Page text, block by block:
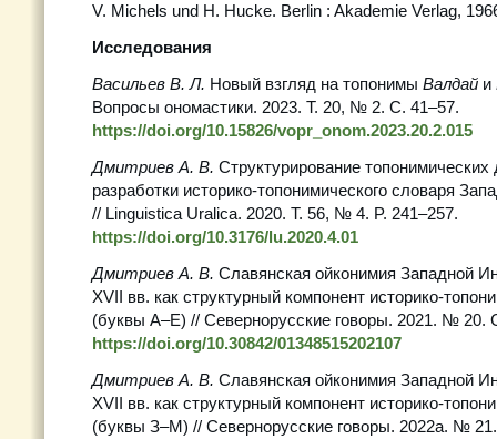
V. Michels und H. Hucke. Berlin : Akademie Verlag,
Исследования
Васильев В. Л. Новый взгляд на топонимы Валдай и
Вопросы ономастики. 2023. Т. 20, № 2. С. 41–57.
https://doi.org/10.15826/vopr_onom.2023.20.2.015
Дмитриев А. В. Структурирование топонимических
разработки историко-топонимического словаря
// Linguistica Uralica. 2020. Т. 56, № 4. P. 241–257.
https://doi.org/10.3176/lu.2020.4.01
Дмитриев А. В. Славянская ойконимия Западной
XVII вв. как структурный компонент историко-
(буквы А–Е) // Севернорусские говоры. 2021. № 20.
https://doi.org/10.30842/01348515202107
Дмитриев А. В. Славянская ойконимия Западной
XVII вв. как структурный компонент историко-
(буквы З–М) // Севернорусские говоры. 2022а. №